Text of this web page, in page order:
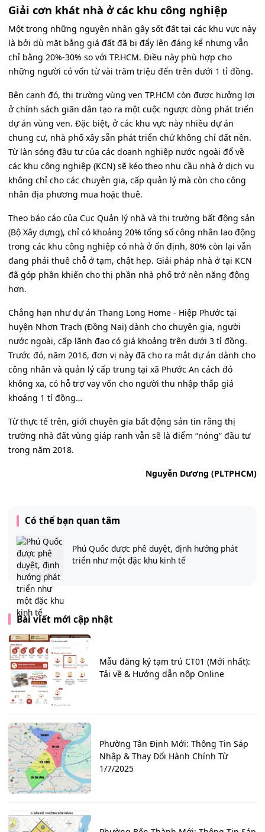
Giải cơn khát nhà ở các khu công nghiệp
Một trong những nguyên nhân gây sốt đất tại các khu vực này
là bởi dù mặt bằng giá đất đã bị đẩy lên đáng kể nhưng vẫn
chỉ bằng 20%-30% so với TP.HCM. Điều này phù hợp cho
những người có vốn từ vài trăm triệu đến trên dưới 1 tỉ đồng.
Bên cạnh đó, thị trường vùng ven TP.HCM còn được hưởng lợi
ở chính sách giãn dân tạo ra một cuộc ngược dòng phát triển
dự án vùng ven. Đặc biệt, ở các khu vực này nhiều dự án
chung cư, nhà phố xây sẵn phát triển chứ không chỉ đất nền.
Từ làn sóng đầu tư của các doanh nghiệp nước ngoài đổ về
các khu công nghiệp (KCN) sẽ kéo theo nhu cầu nhà ở dịch vụ
không chỉ cho các chuyên gia, cấp quản lý mà còn cho công
nhân địa phương mua hoặc thuê.
Theo báo cáo của Cục Quản lý nhà và thị trường bất động sản
(Bộ Xây dựng), chỉ có khoảng 20% tổng số công nhân lao động
trong các khu công nghiệp có nhà ở ổn định, 80% còn lại vẫn
đang phải thuê chỗ ở tạm, chật hẹp. Giải pháp nhà ở tại KCN
đã góp phần khiến cho thị phần nhà phố trở nên năng động
hơn.
Chẳng hạn như dự án Thang Long Home - Hiệp Phước tại
huyện Nhơn Trạch (Đồng Nai) dành cho chuyên gia, người
nước ngoài, cấp lãnh đạo có giá khoảng trên dưới 3 tỉ đồng.
Trước đó, năm 2016, đơn vị này đã cho ra mắt dự án dành cho
công nhân và quản lý cấp trung tại xã Phước An cách đó
không xa, có hỗ trợ vay vốn cho người thu nhập thấp giá
khoảng 1 tỉ đồng…
Từ thực tế trên, giới chuyên gia bất động sản tin rằng thị
trường nhà đất vùng giáp ranh vẫn sẽ là điểm “nóng” đầu tư
trong năm 2018.
Nguyễn Dương (PLTPHCM)
Có thể bạn quan tâm
Phú Quốc được phê duyệt, định hướng phát
triển như một đặc khu kinh tế
Bài viết mới cập nhật
Mẫu đăng ký tạm trú CT01 (Mới nhất):
Tải về & Hướng dẫn nộp Online
Phường Tân Định Mới: Thông Tin Sáp
Nhập & Thay Đổi Hành Chính Từ
1/7/2025